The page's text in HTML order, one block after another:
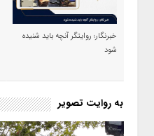
خبرنگار؛ روایتگر آنچه باید شنیده
شود
به روایت تصویر